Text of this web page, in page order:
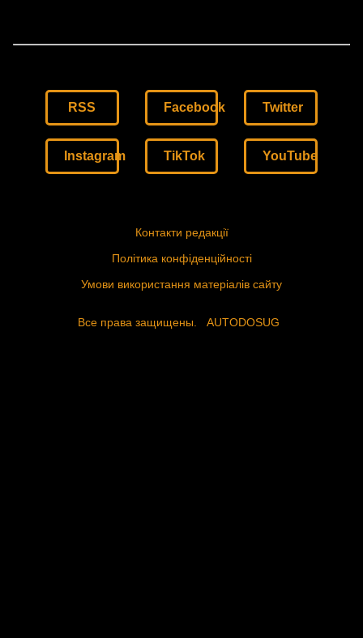
RSS Facebook Twitter
Instagram TikTok YouTube
Контакти редакції
Політика конфіденційності
Умови використання матеріалів сайту
Все права защищены. AUTODOSUG